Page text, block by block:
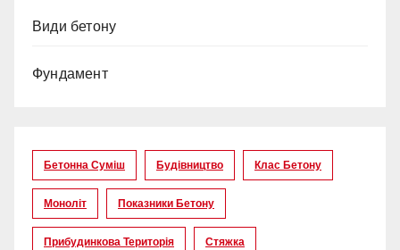
Види бетону
Фундамент
Бетонна Суміш Будівництво Клас Бетону
Моноліт Показники Бетону
Прибудинкова Територія Стяжка